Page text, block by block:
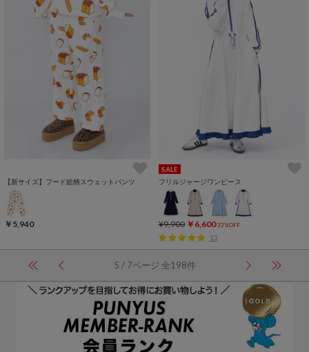
【新サイズ】フード総柄スウェットパンツ
￥5,940
SALE
フリルジャージワンピース
¥9,900 ￥6,600 33%OFF
13
5 / 7ページ 全198件